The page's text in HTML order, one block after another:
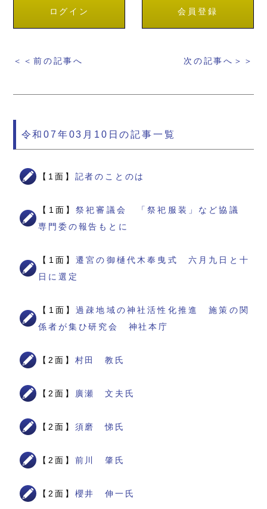
ログイン 会員登録
＜＜前の記事へ 次の記事へ＞＞
令和07年03月10日の記事一覧
【1面】 記者のことのは
【1面】祭祀審議会 「祭祀服装」など協議
専門委の報告もとに
【1面】遷宮の御樋代木奉曳式 六月九日と十
日に選定
【1面】過疎地域の神社活性化推進 施策の関
係者が集ひ研究会 神社本庁
【2面】 村田 教氏
【2面】 廣瀬 文夫氏
【2面】 須磨 悌氏
【2面】 前川 肇氏
【2面】 櫻井 伸一氏